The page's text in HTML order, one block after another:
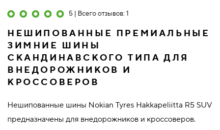
5 | Всего отзывов: 1
НЕШИПОВАННЫЕ ПРЕМИАЛЬНЫЕ
ЗИМНИЕ ШИНЫ
СКАНДИНАВСКОГО ТИПА ДЛЯ
ВНЕДОРОЖНИКОВ И
КРОССОВЕРОВ
Нешипованные шины Nokian Tyres Hakkapeliitta R5 SUV
предназначены для внедорожников и кроссоверов.